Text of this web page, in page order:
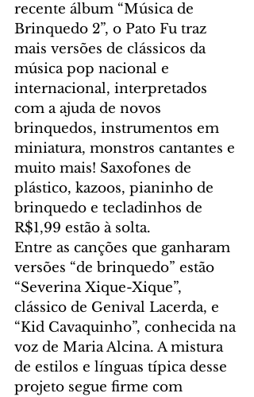
recente álbum “Música de
Brinquedo 2”, o Pato Fu traz
mais versões de clássicos da
música pop nacional e
internacional, interpretados
com a ajuda de novos
brinquedos, instrumentos em
miniatura, monstros cantantes e
muito mais! Saxofones de
plástico, kazoos, pianinho de
brinquedo e tecladinhos de
R$1,99 estão à solta.
Entre as canções que ganharam
versões “de brinquedo” estão
“Severina Xique-Xique”,
clássico de Genival Lacerda, e
“Kid Cavaquinho”, conhecida na
voz de Maria Alcina. A mistura
de estilos e línguas típica desse
projeto segue firme com